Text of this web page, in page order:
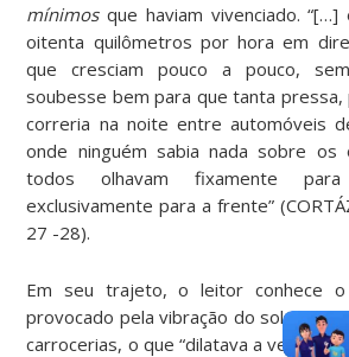
mínimosque haviam vivenciado. “[…]
oitenta quilômetros por hora em
que cresciam pouco a pouco,
soubesse bem para que tanta pressa,
correria na noite entre automóveis
onde ninguém sabia nada sobre os
todos olhavam fixamente
exclusivamente para a frente”
27 -28).
Em seu trajeto, o leitor conhece o
provocado pela vibração do sol sobre
carrocerias, o que “dilatava a vertigem